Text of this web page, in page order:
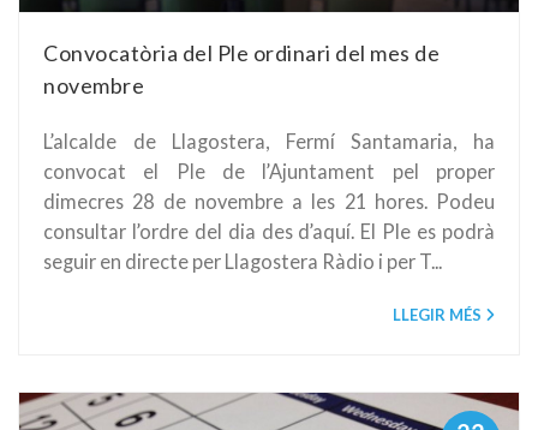
Convocatòria del Ple ordinari del mes de
novembre
L’alcalde de Llagostera, Fermí Santamaria, ha
convocat el Ple de l’Ajuntament pel proper
dimecres 28 de novembre a les 21 hores. Podeu
consultar l’ordre del dia des d’aquí. El Ple es podrà
seguir en directe per Llagostera Ràdio i per T...
LLEGIR MÉS